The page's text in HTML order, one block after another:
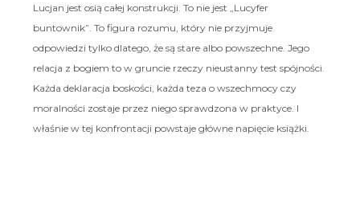
Lucjan jest osią całej konstrukcji. To nie jest „Lucyfer
buntownik”. To figura rozumu, który nie przyjmuje
odpowiedzi tylko dlatego, że są stare albo powszechne. Jego
relacja z bogiem to w gruncie rzeczy nieustanny test spójności.
Każda deklaracja boskości, każda teza o wszechmocy czy
moralności zostaje przez niego sprawdzona w praktyce. I
właśnie w tej konfrontacji powstaje główne napięcie książki.